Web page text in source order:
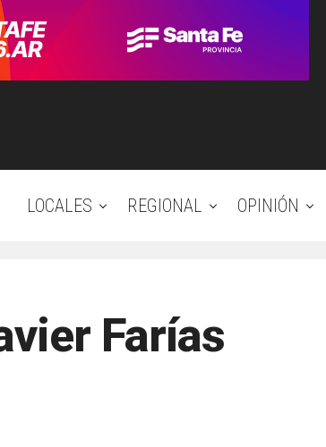
LOCALES REGIONAL OPINIÓN
Farías